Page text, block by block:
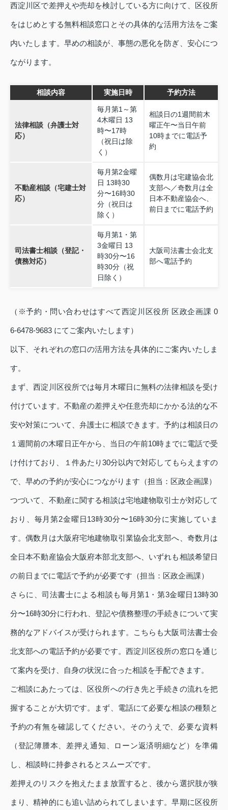
西淀川区で差押えや売却を検討している方に向けて、区役所
をはじめとする無料相談窓口とその具体的な活用方法をご案
内いたします。早めの相談が、事態の悪化を防ぎ、安心につ
ながります。
相談内容 実施日時 予約方法
法律相談（弁護士対
応）
毎月第1～第
4木曜日 13
時〜17時
（祝日は除
く）
相談日の1週間前木
曜正午〜当日午前
10時までに電話予
約
不動産相談（宅建士対
応）
毎月第2金曜
日 13時30
分〜16時30
分（祝日は
除く）
偶数月は宅建協会北
支部へ／奇数月は全
日本不動産協会へ、
前日までに電話予約
司法書士相談（登記・
債務対応）
毎月第1・第
3金曜日 13
時30分〜16
時30分（祝
日除く）
大阪司法書士会北支
部へ電話予約
（※予約・問い合わせはすべて西淀川区役所 区政企画課 0
6‑6478‑9683 にてご案内いたします）
以下、それぞれの窓口の活用方法を具体的にご案内いたしま
す。
まず、西淀川区役所では毎月木曜日に無料の法律相談を受け
付けています。不動産の差押えや任意売却にかかる法的な不
安や対策について、弁護士に相談できます。予約は相談日の
１週間前の木曜日正午から、当日の午前10時までに電話で受
け付けており、１件あたり30分以内で対応してもらえますの
で、早めの予約が安心につながります（担当：区政企画課）
つづいて、不動産に関する相談は宅地建物取引士が対応して
おり、毎月第2金曜日13時30分〜16時30分に実施していま
す。偶数月は大阪府宅地建物取引業協会北支部へ、奇数月は
全日本不動産協会大阪府本部北支部へ、いずれも相談希望日
の前日までに電話で予約が必要です（担当：区政企画課）
さらに、司法書士による相談も毎月第1・第3金曜日13時30
分〜16時30分に行われ、登記や債務整理の手続きについて実
務的なアドバイスが受けられます。こちらも大阪司法書士会
北支部への電話予約が必要です。西淀川区役所の窓口を通じ
て案内を受け、自身の状況に合った相談を手配できます。
ご相談にあたっては、区役所への行き先と手続きの流れを把
握することが大切です。まず、電話にて必要な相談の種類と
予約の有無を確認してください。そのうえで、必要な資料
（登記簿謄本、差押え通知、ローン返済明細など）を準備
し、相談時に持参されるとスムーズです。
差押えのリスクを抱えたまま放置すると、後から選択肢が狭
まり、精神的にも追い詰められてしまいます。早期に区役所